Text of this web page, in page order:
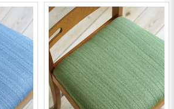
för möbeltapetsering, draperier
och tåligt kvalitet. Berghems
av Kurt Ericsson som köpte det gamla
startade där sedan ett väveri.
av Lena och Lennart
möbeltyger